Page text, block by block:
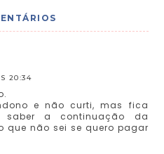
20:34
e não curti, mas fica
saber a continuação da
que não sei se quero pagar